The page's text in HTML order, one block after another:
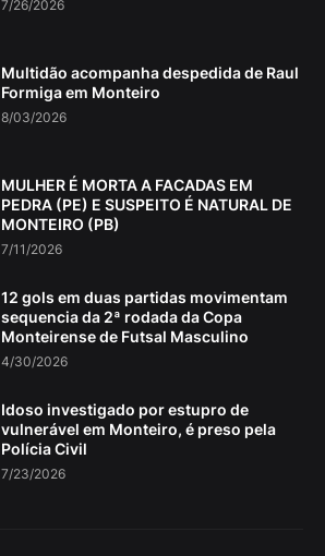
7/26/2026
Multidão acompanha despedida de Raul
Formiga em Monteiro
8/03/2026
MULHER É MORTA A FACADAS EM
PEDRA (PE) E SUSPEITO É NATURAL DE
MONTEIRO (PB)
7/11/2026
12 gols em duas partidas movimentam
sequencia da 2ª rodada da Copa
Monteirense de Futsal Masculino
4/30/2026
Idoso investigado por estupro de
vulnerável em Monteiro, é preso pela
Polícia Civil
7/23/2026